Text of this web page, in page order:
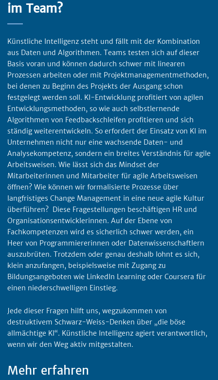
im Team?
Künstliche Intelligenz steht und fällt mit der Kombination
aus Daten und Algorithmen. Teams testen sich auf dieser
Basis voran und können dadurch schwer mit linearen
Prozessen arbeiten oder mit Projektmanagementmethoden,
bei denen zu Beginn des Projekts der Ausgang schon
festgelegt werden soll. KI-Entwicklung profitiert von agilen
Entwicklungsmethoden, so wie auch selbstlernende
Algorithmen von Feedbackschleifen profitieren und sich
ständig weiterentwickeln. So erfordert der Einsatz von KI im
Unternehmen nicht nur eine wachsende Daten- und
Analysekompetenz, sondern ein breites Verständnis für agile
Arbeitsweisen. Wie lässt sich das Mindset der
Mitarbeiterinnen und Mitarbeiter für agile Arbeitsweisen
öffnen? Wie können wir formalisierte Prozesse über
langfristiges Change Management in eine neue agile Kultur
überführen? Diese Fragestellungen beschäftigen HR und
Organisationsentwicklerinnen. Auf der Ebene von
Fachkompetenzen wird es sicherlich schwer werden, ein
Heer von Programmiererinnen oder Datenwissenschaftlern
auszubrüten. Trotzdem oder genau deshalb lohnt es sich,
klein anzufangen, beispielsweise mit Zugang zu
Bildungsangeboten wie LinkedIn Learning oder Coursera für
einen niederschwelligen Einstieg.
Jede dieser Fragen hilft uns, wegzukommen von
destruktivem Schwarz-Weiss-Denken über „die böse
allmächtige KI“. Künstliche Intelligenz agiert verantwortlich,
wenn wir den Weg aktiv mitgestalten.
Mehr erfahren